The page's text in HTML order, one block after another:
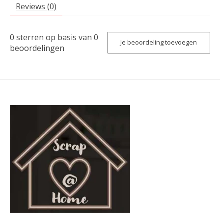
Reviews (0)
0 sterren op basis van 0
beoordelingen
Je beoordeling toevoegen